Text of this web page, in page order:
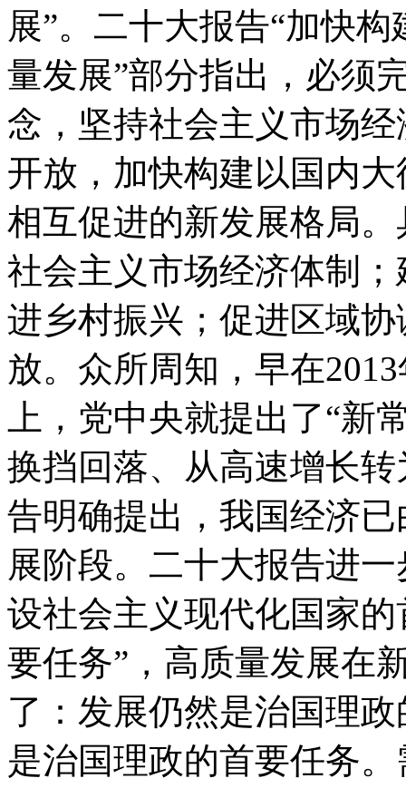
展”。二十大报告“加快
量发展”部分指出，必须
念，坚持社会主义市场
开放，加快构建以国内
相互促进的新发展格局
社会主义市场经济体制
进乡村振兴；促进区域
放。众所周知，早在
上，党中央就提出了“新
换挡回落、从高速增长
告明确提出，我国经济
展阶段。二十大报告进
设社会主义现代化国家
要任务”，高质量发展在
了：发展仍然是治国理
是治国理政的首要任务